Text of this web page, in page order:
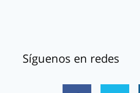
Síguenos en redes